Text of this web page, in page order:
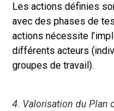
Les actions définies
avec des phases de
actions nécessite
différents acteurs
groupes de travail).
4. Valorisation du Plan